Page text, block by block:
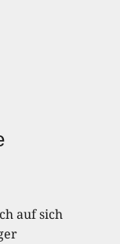
auf sich